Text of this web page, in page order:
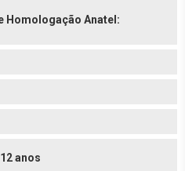
Homologação Anatel:
anos